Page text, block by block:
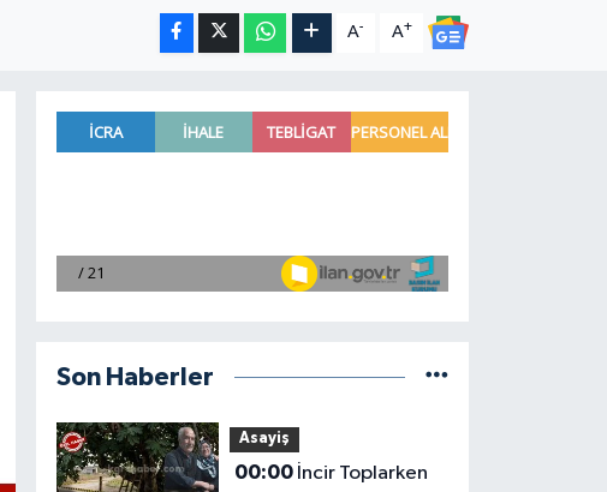
A- A+
Son Haberler
Asayiş
00:00İncir Toplarken